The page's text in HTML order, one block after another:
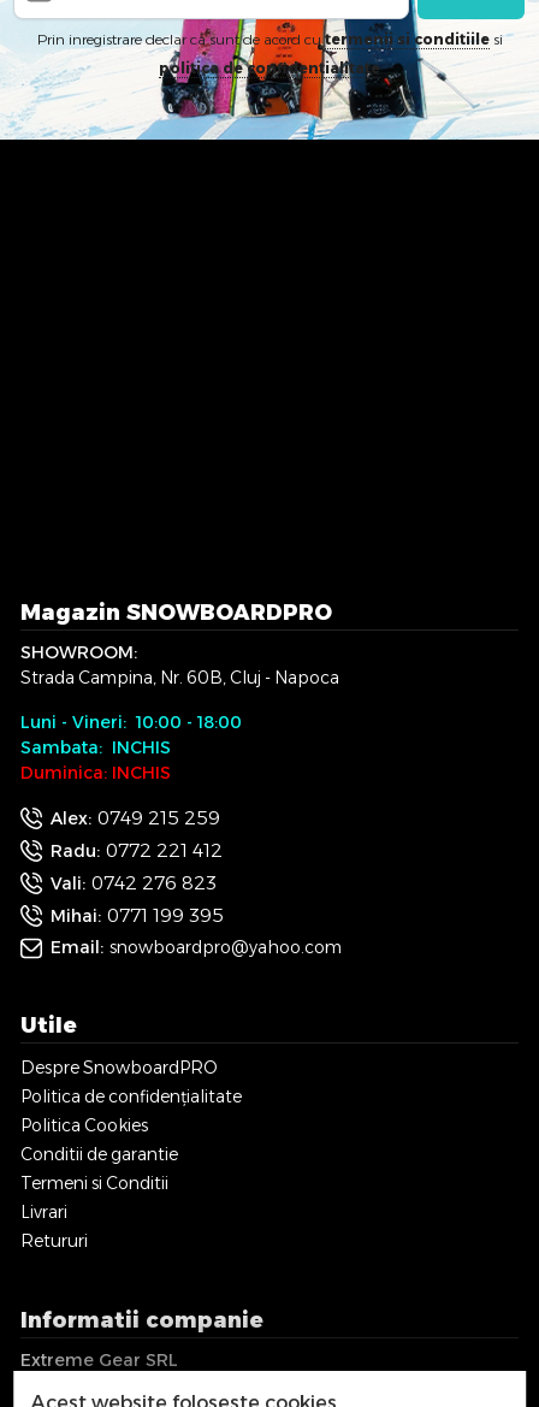
Prin inregistrare declar ca sunt de acord cutermenii si conditiilesi
politica de confidentialitate
Magazin SNOWBOARDPRO
SHOWROOM:
Strada Campina, Nr. 60B, Cluj - Napoca
Luni - Vineri: 10:00 - 18:00
Sambata: INCHIS
Duminica: INCHIS
Alex: 0749 215 259
Radu: 0772 221 412
Vali: 0742 276 823
Mihai: 0771 199 395
Email: snowboardpro@yahoo.com
Utile
Despre SnowboardPRO
Politica de confidențialitate
Politica Cookies
Conditii de garantie
Termeni si Conditii
Livrari
Retururi
Informatii companie
Extreme Gear SRL